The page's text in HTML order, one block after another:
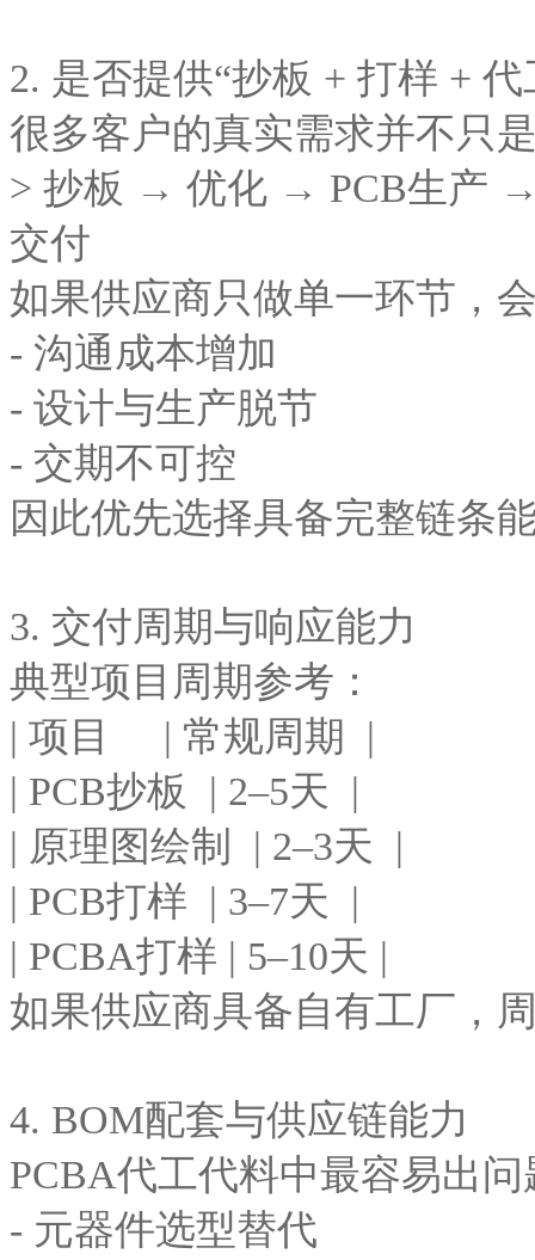
2. 是否提供“抄板 + 打样 +
很多客户的真实需求并不只
> 抄板 → 优化 → PCB生产
交付
如果供应商只做单一环节，
- 沟通成本增加
- 设计与生产脱节
- 交期不可控
因此优先选择具备完整链条
3. 交付周期与响应能力
典型项目周期参考：
| 项目 | 常规周期 |
| PCB抄板 | 2–5天 |
| 原理图绘制 | 2–3天 |
| PCB打样 | 3–7天 |
| PCBA打样 | 5–10天 |
如果供应商具备自有工厂，
4. BOM配套与供应链能力
PCBA代工代料中最容易出
- 元器件选型替代